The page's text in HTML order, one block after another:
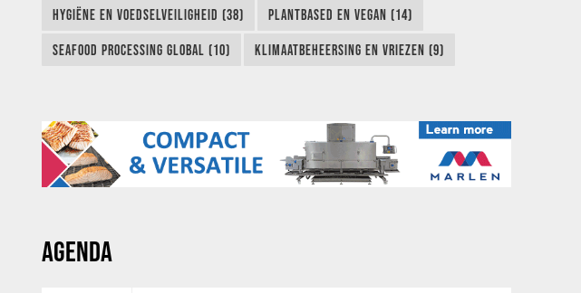
HYGIËNE EN VOEDSELVEILIGHEID (38) PLANTBASED EN VEGAN (14)
SEAFOOD PROCESSING GLOBAL (10) KLIMAATBEHEERSING EN VRIEZEN (9)
AGENDA